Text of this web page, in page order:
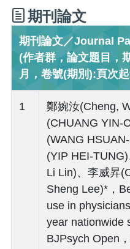
期刊論文
期刊論文／Journal
(作者群，論文題目，
月，卷號(期別):頁次
1
鄭婉汝(Cheng,
(CHUANG YIN-
(WANG
(YIP HEI-
Li Lin)、李威昇
Sheng Lee)*，
use in
year nationwide
BJPsych Open